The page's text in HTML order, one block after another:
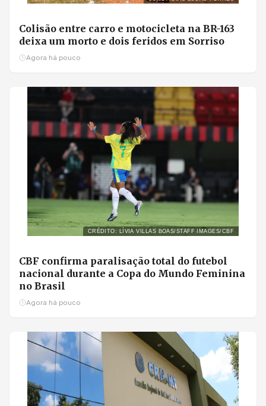
Colisão entre carro e motocicleta na BR-163
deixa um morto e dois feridos em Sorriso
Agora há pouco
CRÉDITO: LÍVIA VILLAS BOAS/STAFF IMAGES/CBF
CBF confirma paralisação total do futebol
nacional durante a Copa do Mundo Feminina
no Brasil
Agora há pouco